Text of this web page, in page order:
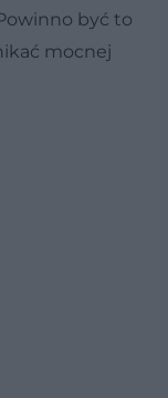
być to
mocnej